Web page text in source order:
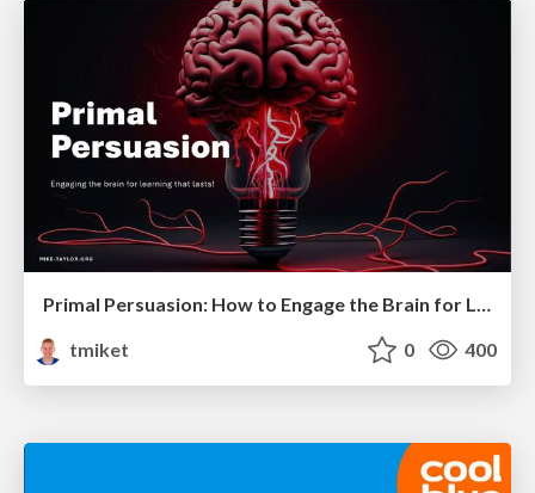
Primal Persuasion: How to Engage the Brain for Learning That Lasts
tmiket
0 400